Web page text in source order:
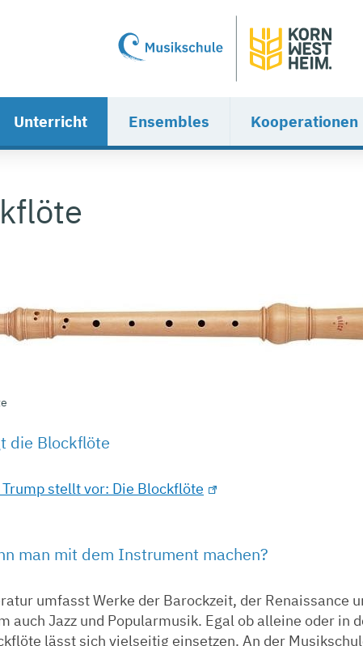
Unterricht Ensembles Kooperationen
die Blockflöte
stellt vor: Die Blockflöte
man mit dem Instrument machen?
umfasst Werke der Barockzeit, der Renaissance
auch Jazz und Popularmusik. Egal ob alleine oder in
lässt sich vielseitig einsetzen. An der